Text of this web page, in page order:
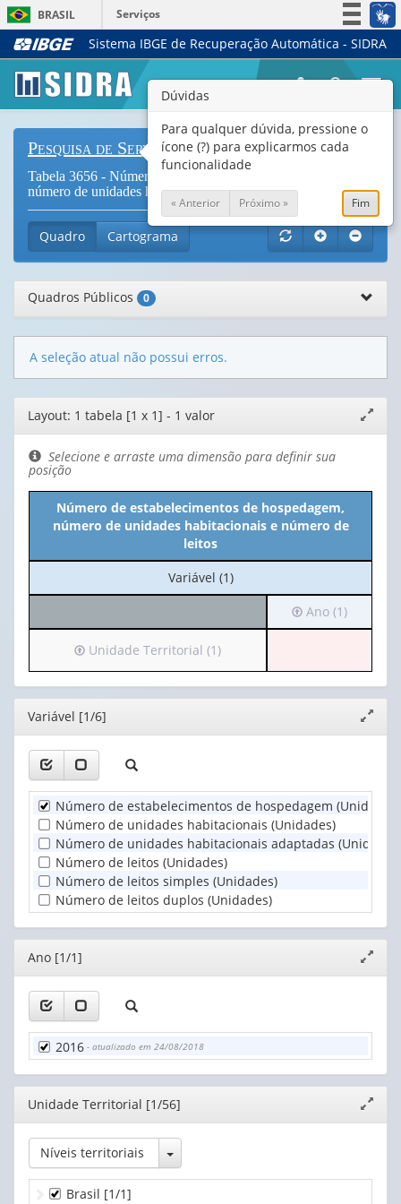
BRASIL
Serviços
Simplifique!
Legislação
Canais
Sistema IBGE de Recuperação Automática - SIDRA
Pesquisa de Serviços de Hospedagem
Tabela 3656 - Número de estabelecimentos de hospedagem,
número de unidades habitacionais e número de leitos
Quadro Cartograma
Quadros Públicos 0
A seleção atual não possui erros.
Editor
de
layout
janela
Layout: 1 tabela [1 x 1] - 1 valor
Selecione e arraste uma dimensão para definir sua
posição
Número de estabelecimentos de hospedagem,
número de unidades habitacionais e número de
leitos
No
cabeçalho:
(1)
Variável (1)
Irá
para
(possui
apenas
valor):
(1)
Ano (1)
Irá
para
o
cabeçalho
(possui
apenas
1
valor):
Unidade
Territorial
(1)
Unidade Territorial (1)
Editor
janela
Variável [1/6]
Número de estabelecimentos de hospedagem (Unidades)
Número de unidades habitacionais (Unidades)
Número de unidades habitacionais adaptadas
Número de leitos (Unidades)
Número de leitos simples (Unidades)
Número de leitos duplos (Unidades)
Editor
janela
Ano [1/1]
2016 - atualizado em 24/08/2018
Editor
janela
Unidade Territorial [1/56]
Níveis territoriais Toggle Dropdown
Brasil [1/1]
Dúvidas
Para qualquer dúvida, pressione o
ícone (?) para explicarmos cada
funcionalidade
« Anterior Próximo » Fim